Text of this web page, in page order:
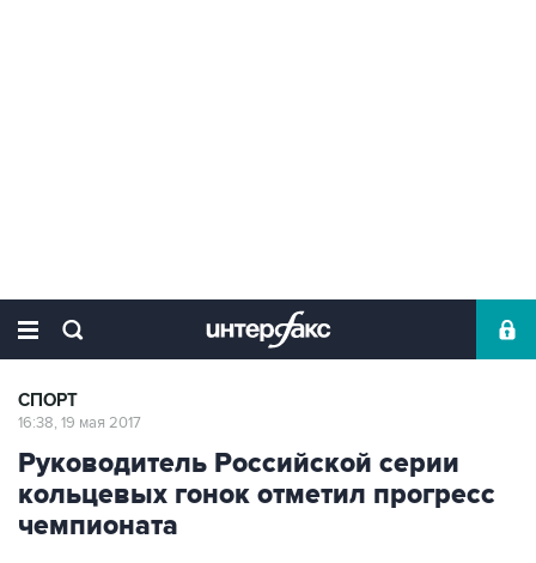
СПОРТ
16:38, 19 мая 2017
Руководитель Российской серии
кольцевых гонок отметил прогресс
чемпионата